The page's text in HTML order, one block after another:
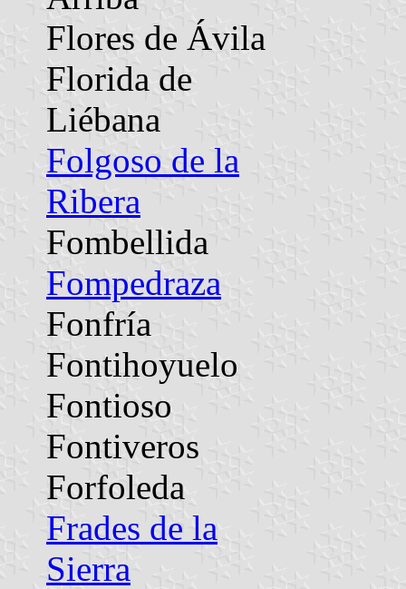
Flores de Ávila
Florida de
Liébana
Folgoso de la
Ribera
Fombellida
Fompedraza
Fonfría
Fontihoyuelo
Fontioso
Fontiveros
Forfoleda
Frades de la
Sierra